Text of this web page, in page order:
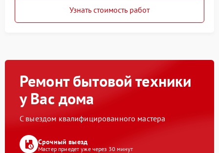
Узнать стоимость работ
Ремонт бытовой техники
у Вас дома
С выездом квалифицированного мастера
Срочный выезд
Мастер приедет уже через 30 минут